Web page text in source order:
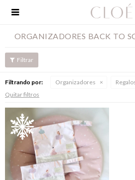

ORGANIZADORES BACK TO
Filtrando por: Organizadores
Quitar filtros